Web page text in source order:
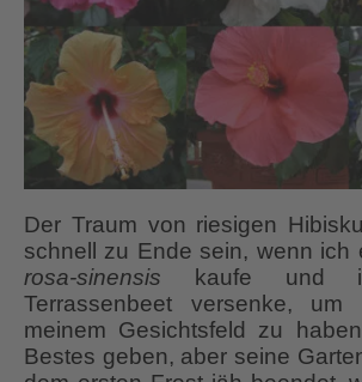
Der Traum von riesigen
schnell zu Ende sein, wenn ich
rosa-sinensis kaufe und
Terrassenbeet versenke,
meinem Gesichtsfeld zu
Bestes geben, aber seine